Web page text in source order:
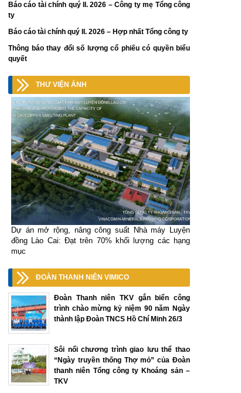
Báo cáo tài chính quý II. 2026 – Công ty mẹ Tổng công
ty
Báo cáo tài chính quý II. 2026 – Hợp nhất Tổng công ty
Thông báo thay đổi số lượng cổ phiếu có quyền biểu
quyết
THƯ VIỆN ẢNH
Dự án mở rộng, nâng công suất Nhà máy Luyện
đồng Lào Cai: Đạt trên 70% khối lượng các hạng
mục
ĐOÀN THANH NIÊN VIMICO
Đoàn Thanh niên TKV gắn biển công
trình chào mừng kỷ niệm 90 năm Ngày
thành lập Đoàn TNCS Hồ Chí Minh 26/3
Sôi nổi chương trình giao lưu thể thao
“Ngày truyền thống Thợ mỏ” của Đoàn
thanh niên Tổng công ty Khoáng sản –
TKV